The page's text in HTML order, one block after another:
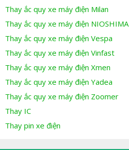
Thay ắc quy xe máy điện Milan
Thay ắc quy xe máy điện NIOSHIMA
Thay ắc quy xe máy điện Vespa
Thay ắc quy xe máy điện Vinfast
Thay ắc quy xe máy điện Xmen
Thay ắc quy xe máy điện Yadea
Thay ắc quy xe máy điện Zoomer
Thay IC
Thay pin xe điện